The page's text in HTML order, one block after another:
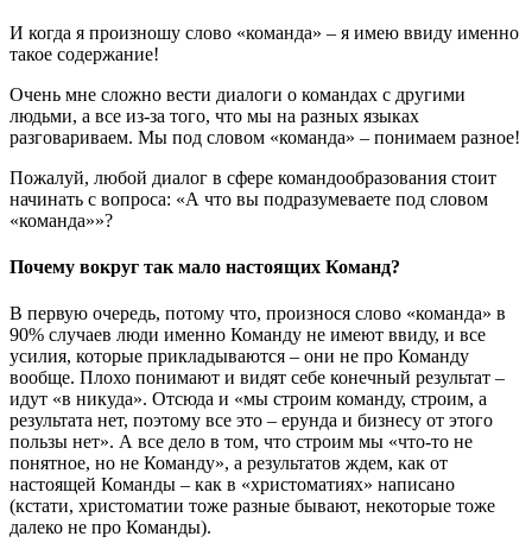
И когда я произношу слово «команда» – я имею ввиду именно
такое содержание!
Очень мне сложно вести диалоги о командах с другими
людьми, а все из-за того, что мы на разных языках
разговариваем. Мы под словом «команда» – понимаем разное!
Пожалуй, любой диалог в сфере командообразования стоит
начинать с вопроса: «А что вы подразумеваете под словом
«команда»»?
Почему вокруг так мало настоящих Команд?
В первую очередь, потому что, произнося слово «команда» в
90% случаев люди именно Команду не имеют ввиду, и все
усилия, которые прикладываются – они не про Команду
вообще. Плохо понимают и видят себе конечный результат –
идут «в никуда». Отсюда и «мы строим команду, строим, а
результата нет, поэтому все это – ерунда и бизнесу от этого
пользы нет». А все дело в том, что строим мы «что-то не
понятное, но не Команду», а результатов ждем, как от
настоящей Команды – как в «христоматиях» написано
(кстати, христоматии тоже разные бывают, некоторые тоже
далеко не про Команды).